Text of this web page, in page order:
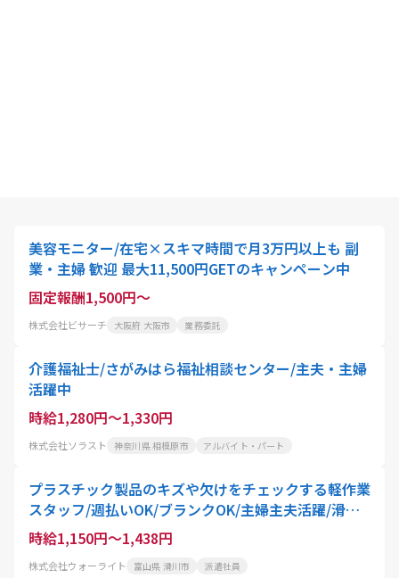
美容モニター/在宅×スキマ時間で月3万円以上も 副
業・主婦 歓迎 最大11,500円GETのキャンペーン中
固定報酬1,500円～
株式会社ビサーチ 大阪府 大阪市 業務委託
介護福祉士/さがみはら福祉相談センター/主夫・主婦
活躍中
時給1,280円～1,330円
株式会社ソラスト 神奈川県 相模原市 アルバイト・パート
プラスチック製品のキズや欠けをチェックする軽作業
スタッフ/週払いOK/ブランクOK/主婦主夫活躍/滑川
市
時給1,150円～1,438円
株式会社ウォーライト 富山県 滑川市 派遣社員